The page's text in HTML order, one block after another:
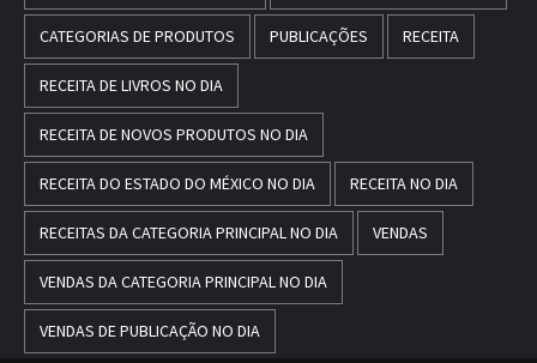
CATEGORIAS DE PRODUTOS PUBLICAÇÕES RECEITA
RECEITA DE LIVROS NO DIA
RECEITA DE NOVOS PRODUTOS NO DIA
RECEITA DO ESTADO DO MÉXICO NO DIA RECEITA NO DIA
RECEITAS DA CATEGORIA PRINCIPAL NO DIA VENDAS
VENDAS DA CATEGORIA PRINCIPAL NO DIA
VENDAS DE PUBLICAÇÃO NO DIA